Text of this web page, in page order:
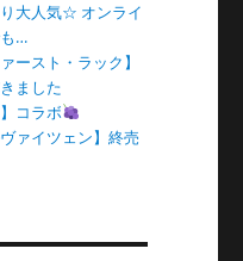
大人気☆ オンライ
…
ースト・ラック】
ました
コラボ
ァイツェン】終売